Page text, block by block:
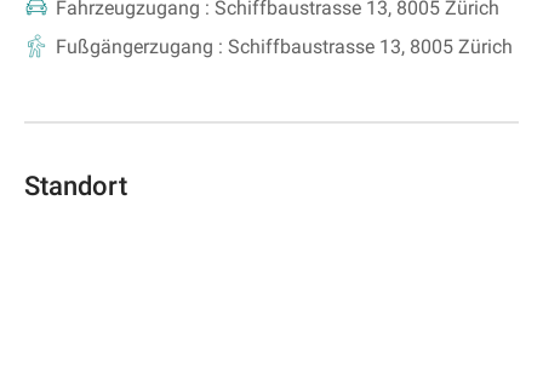
Fahrzeugzugang : Schiffbaustrasse 13, 8005 Zürich
Fußgängerzugang : Schiffbaustrasse 13, 8005 Zürich
Standort